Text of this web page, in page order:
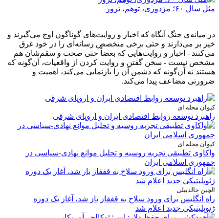
مثل سال ۶۰؛ مزدوری، توهم، ترور
در میانه‌ی جنگ آنگاه که اخبار و روایت‌های گوناگون اوج می‌گیرند و
خیز بر می‌دارند و حتی برخی متخصص رسانه‌ای را در خود غرق
می‌کنند - اخبار و روایت‌هایی که بعضاً حتی صحت و سقم‌شان هم
مشخص نیست - سخن گفتن و روایت کردن از واقعیات، آن‌گونه که
هستند نه آن‌گونه که دشمن آن را بازنمایی می‌کند، اهمیت و
ضرورتی مضاعف پیدا می‌کند.
کیوان محله ای
راهبرد توسعه روابط اقتصادی ایران و اروپای شرقی
کیوان محله ای
واکاوی تطبیقی تجربه روسیه و تحلیل موانع نهادی-سیاسی در
جمهوری اسلامی ایران
الچین خالدبیلی
راه انگلیس برای ورود سلاح به قفقاز باز شد، آغاز یک دوره
ژئوپلیتیکی جدید اعلام شد